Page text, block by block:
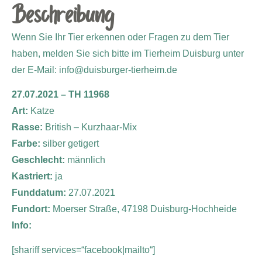
Beschreibung
Wenn Sie Ihr Tier erkennen oder Fragen zu dem Tier
haben, melden Sie sich bitte im Tierheim Duisburg unter
der E-Mail: info@duisburger-tierheim.de
27.07.2021 – TH 11968
Art: Katze
Rasse: British – Kurzhaar-Mix
Farbe: silber getigert
Geschlecht: männlich
Kastriert: ja
Funddatum: 27.07.2021
Fundort: Moerser Straße, 47198 Duisburg-Hochheide
Info:
[shariff services=“facebook|mailto“]